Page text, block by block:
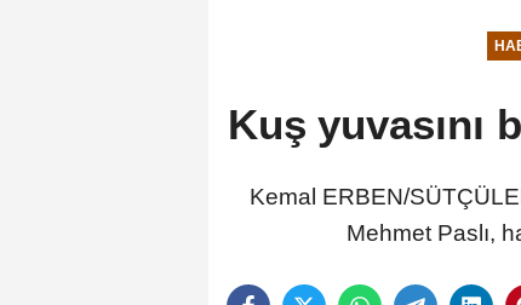
Kuş yuvasını
Kemal ERBEN/
Mehmet Paslı,